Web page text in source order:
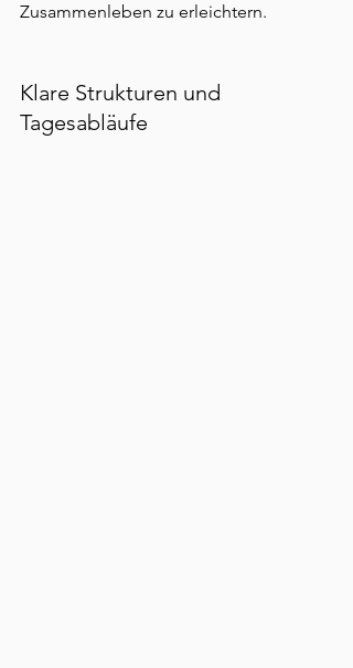
Zusammenleben zu erleichtern.
Klare Strukturen und
Tagesabläufe